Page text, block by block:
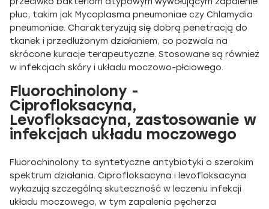
płuc, takim jak Mycoplasma pneumoniae czy Chlamydia
pneumoniae. Charakteryzują się dobrą penetracją do
tkanek i przedłużonym działaniem, co pozwala na
skrócone kuracje terapeutyczne. Stosowane są również
w infekcjach skóry i układu moczowo-płciowego.
Fluorochinolony -
Ciprofloksacyna,
Levofloksacyna, zastosowanie w
infekcjach układu moczowego
Fluorochinolony to syntetyczne antybiotyki o szerokim
spektrum działania. Ciprofloksacyna i levofloksacyna
wykazują szczególną skuteczność w leczeniu infekcji
układu moczowego, w tym zapalenia pęcherza